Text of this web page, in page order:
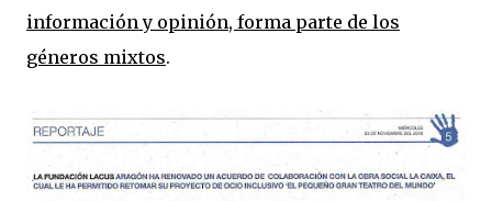
información y opinión, forma parte de los
géneros mixtos.